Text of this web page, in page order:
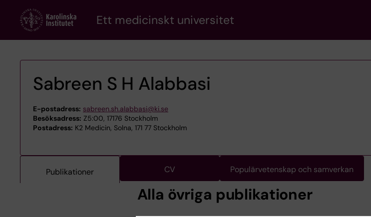
content
Ett medicinskt universitet
Sabreen S H Alabbasi
E-postadress: sabreen.sh.alabbasi@ki.se
Besöksadress: Z5:00, 17176 Stockholm
Postadress: K2 Medicin, Solna, 171 77 Stockholm
Publikationer CV Populärvetenskap och samverkan
Alla övriga publikationer